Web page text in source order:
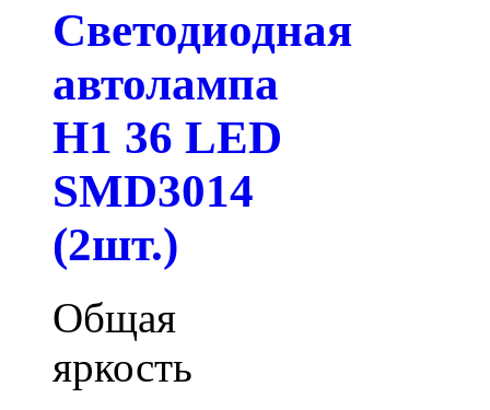
Светодиодная
автолампа
H1 36 LED
SMD3014
(2шт.)
Общая
яркость